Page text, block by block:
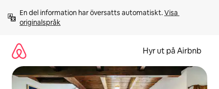
innehåll
En del information har översatts automatiskt. Visa
originalspråk
Hyr ut på Airbnb